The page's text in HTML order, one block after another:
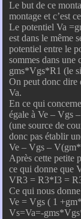
Le but de ce
montage et c’est
Le potentiel Va
est dans le même
potentiel entre le
sommes dans une
gms*Vgs*R1 (le
On peut donc dire
Va.
En ce qui
égale à Ve – Vgs
(une source de
donc pas établir
Ve – Vgs –
Après cette petite
ce qui donne que
VR3 = R3*I3 =
Ce qui nous
Ve = Vgs ( 1
Vs=Va=-